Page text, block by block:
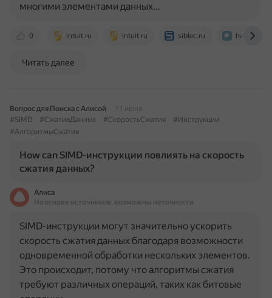
0 intuit.ru intuit.ru siblec.ru habr.com
многими элементами данных…
Читать далее
Вопрос для Поиска с Алисой
11 июня
#SIMD
#СжатиеДанных #СкоростьСжатия
#Инструкции
#АлгоритмыСжатия
How can SIMD-инструкции повлиять на скорость
сжатия данных?
Алиса
На основе источников, возможны неточности
SIMD-инструкции могут значительно ускорить
скорость сжатия данных благодаря возможности
одновременной обработки нескольких элементов.
Это происходит, потому что алгоритмы сжатия
требуют различных операций, таких как битовые